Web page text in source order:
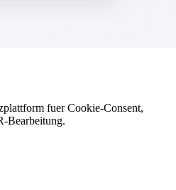
fuer Cookie-Consent,
Bearbeitung.